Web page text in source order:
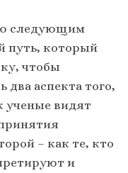
следующим
путь, который
чтобы
два аспекта того,
ученые видят
– как те, кто
и